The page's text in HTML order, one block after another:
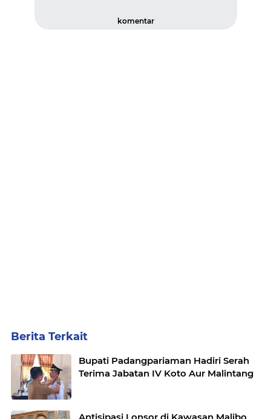
komentar
Berita Terkait
Bupati Padangpariaman Hadiri Serah
Terima Jabatan IV Koto Aur Malintang